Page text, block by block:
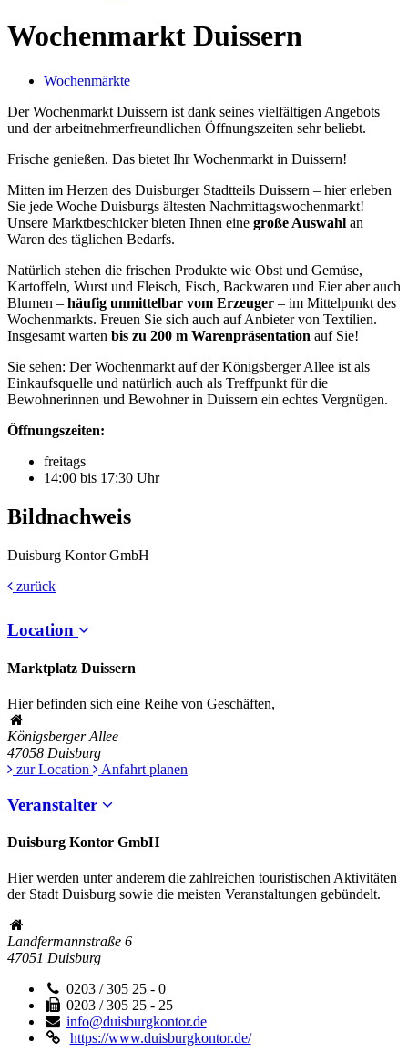
Wochenmarkt Duissern
Wochenmärkte
Der Wochenmarkt Duissern ist dank seines vielfältigen Angebots
und der arbeitnehmerfreundlichen Öffnungszeiten sehr beliebt.
Frische genießen. Das bietet Ihr Wochenmarkt in Duissern!
Mitten im Herzen des Duisburger Stadtteils Duissern – hier erleben
Sie jede Woche Duisburgs ältesten Nachmittagswochenmarkt!
Unsere Marktbeschicker bieten Ihnen eine große Auswahl an
Waren des täglichen Bedarfs.
Natürlich stehen die frischen Produkte wie Obst und Gemüse,
Kartoffeln, Wurst und Fleisch, Fisch, Backwaren und Eier aber auch
Blumen – häufig unmittelbar vom Erzeuger – im Mittelpunkt des
Wochenmarkts. Freuen Sie sich auch auf Anbieter von Textilien.
Insgesamt warten bis zu 200 m Warenpräsentation auf Sie!
Sie sehen: Der Wochenmarkt auf der Königsberger Allee ist als
Einkaufsquelle und natürlich auch als Treffpunkt für die
Bewohnerinnen und Bewohner in Duissern ein echtes Vergnügen.
Öffnungszeiten:
freitags
14:00 bis 17:30 Uhr
Bildnachweis
Duisburg Kontor GmbH
zurück
Location
Marktplatz Duissern
Hier befinden sich eine Reihe von Geschäften,
Königsberger Allee
47058 Duisburg
zur Location
Anfahrt planen
Veranstalter
Duisburg Kontor GmbH
Hier werden unter anderem die zahlreichen touristischen Aktivitäten
der Stadt Duisburg sowie die meisten Veranstaltungen gebündelt.
Landfermannstraße 6
47051 Duisburg
0203 / 305 25 - 0
0203 / 305 25 - 25
info@duisburgkontor.de
https://www.duisburgkontor.de/